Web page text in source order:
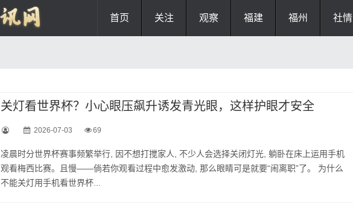
首页 关注 观察 福建 福州 社情
关灯看世界杯？小心眼压飙升诱发青光眼，这样护眼才安全
2026-07-03 69
凌晨时分世界杯赛事频繁举行, 因不想打搅家人, 不少人会选择关闭灯光, 躺卧在床上运用手机
观看梅西比赛。且慢——倘若你观看过程中愈发激动, 那么眼睛可是就要“闹离职”了。 为什么
不能关灯用手机看世界杯...